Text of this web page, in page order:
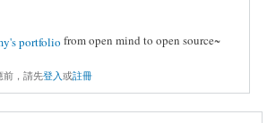
from open mind to open source~
前，請先登入或註冊